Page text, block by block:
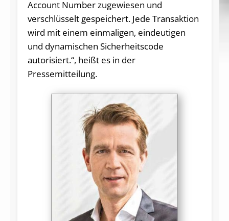
Account Number zugewiesen und
verschlüsselt gespeichert. Jede Transaktion
wird mit einem einmaligen, eindeutigen
und dynamischen Sicherheitscode
autorisiert.“, heißt es in der
Pressemitteilung.